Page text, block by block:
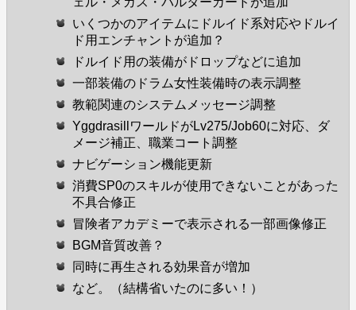
いくつかのアイテムにドルイド系対応やドルイ
ド用エンチャントが追加？
ドルイド用の装備がドロップなどに追加
一部装備のドラム女性装備時の表示調整
教範関連のシステムメッセージ調整
YggdrasillワールドがLv275/Job60に対応、ダ
メージ補正、職業コート調整
ナビゲーション機能更新
消費SP0のスキルが使用できないことがあった
不具合修正
冒険者アカデミーで表示される一部画像修正
BGM音質改善？
同時に再生される効果音が増加
など。（結構省いたのに多い！）